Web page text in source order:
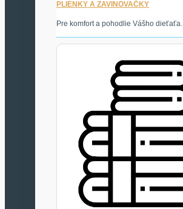
PLIENKY A ZAVINOVAČKY
Pre komfort a pohodlie Vášho dieťaťa.